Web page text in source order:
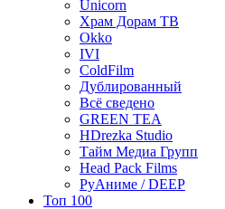
Unicorn
Храм Дорам ТВ
Okko
IVI
ColdFilm
Дублированный
Всё сведено
GREEN TEA
HDrezka Studio
Тайм Медиа Групп
Head Pack Films
РуАниме / DEEP
Топ 100